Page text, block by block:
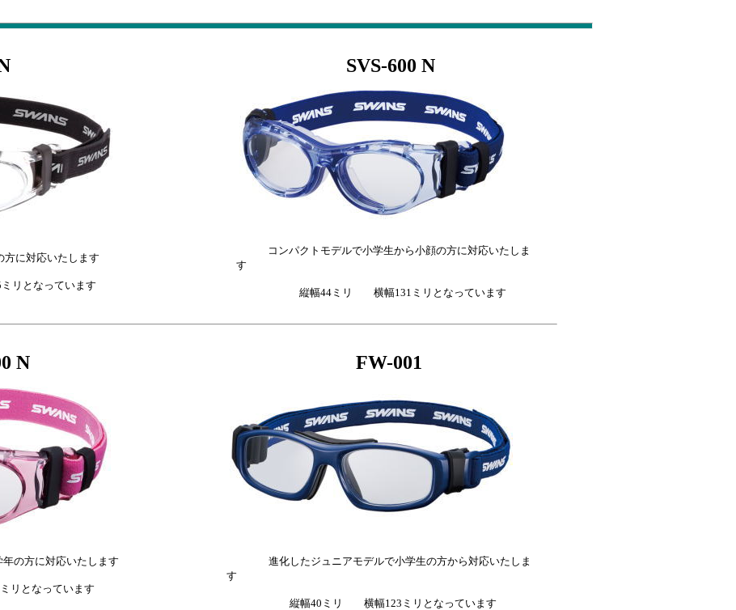
SVS-600 N
対応いたします
なっています
コンパクトモデルで小学生から小顔の方に対応いたしま
す
縦幅44ミリ 横幅131ミリとなっています
FW-001
方に対応いたします
なっています
進化したジュニアモデルで小学生の方から対応いたしま
す
縦幅40ミリ 横幅123ミリとなっています